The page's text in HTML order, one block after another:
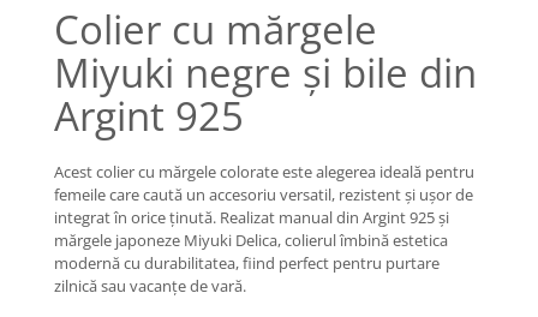
Lănțișoare Argint Diverse
COLIERE CU PERLE
Coliere cu Perle Naturale
Coliere cu Perle Preciosa
Coliere cu Inimioare
Coliere cu Cruce
Coliere cu Stea
Coliere cu Soare
Colier cu mărgele
Miyuki negre și bile din
Argint 925
Acest colier cu mărgele colorate este alegerea ideală pentru
femeile care caută un accesoriu versatil, rezistent și ușor de
integrat în orice ținută. Realizat manual din Argint 925 și
mărgele japoneze Miyuki Delica, colierul îmbină estetica
modernă cu durabilitatea, fiind perfect pentru purtare
zilnică sau vacanțe de vară.